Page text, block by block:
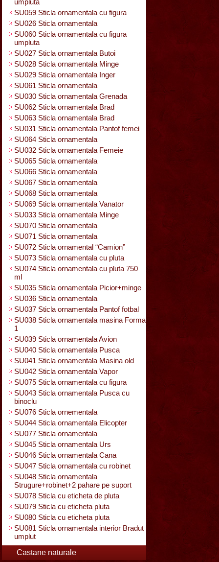
umpluta
SU059 Sticla ornamentala cu figura
SU026 Sticla ornamentala
SU060 Sticla ornamentala cu figura
umpluta
SU027 Sticla ornamentala Butoi
SU028 Sticla ornamentala Minge
SU029 Sticla ornamentala Inger
SU061 Sticla ornamentala
SU030 Sticla ornamentala Grenada
SU062 Sticla ornamentala Brad
SU063 Sticla ornamentala Brad
SU031 Sticla ornamentala Pantof femei
SU064 Sticla ornamentala
SU032 Sticla ornamentala Femeie
SU065 Sticla ornamentala
SU066 Sticla ornamentala
SU067 Sticla ornamentala
SU068 Sticla ornamentala
SU069 Sticla ornamentala Vanator
SU033 Sticla ornamentala Minge
SU070 Sticla ornamentala
SU071 Sticla ornamentala
SU072 Sticla ornamental “Camion”
SU073 Sticla ornamentala cu pluta
SU074 Sticla ornamentala cu pluta 750
ml
SU035 Sticla ornamentala Picior+minge
SU036 Sticla ornamentala
SU037 Sticla ornamentala Pantof fotbal
SU038 Sticla ornamentala masina Forma
1
SU039 Sticla ornamentala Avion
SU040 Sticla ornamentala Pusca
SU041 Sticla ornamentala Masina old
SU042 Sticla ornamentala Vapor
SU075 Sticla ornamentala cu figura
SU043 Sticla ornamentala Pusca cu
binoclu
SU076 Sticla ornementala
SU044 Sticla ornamentala Elicopter
SU077 Sticla ornamentala
SU045 Sticla ornamentala Urs
SU046 Sticla ornamentala Cana
SU047 Sticla ornamentala cu robinet
SU048 Sticla ornamentala
Strugure+robinet+2 pahare pe suport
SU078 Sticla cu eticheta de pluta
SU079 Sticla cu eticheta pluta
SU080 Sticla cu eticheta pluta
SU081 Sticla ornamentala interior Bradut
umplut
Castane naturale